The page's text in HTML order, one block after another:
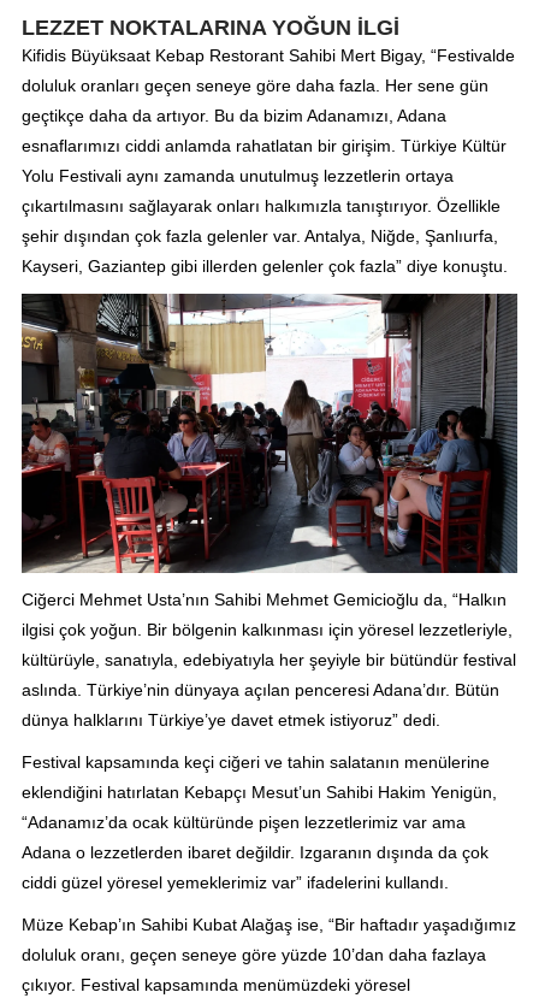
LEZZET NOKTALARINA YOĞUN İLGİ
Kifidis Büyüksaat Kebap Restorant Sahibi Mert Bigay, “Festivalde
doluluk oranları geçen seneye göre daha fazla. Her sene gün
geçtikçe daha da artıyor. Bu da bizim Adanamızı, Adana
esnaflarımızı ciddi anlamda rahatlatan bir girişim. Türkiye Kültür
Yolu Festivali aynı zamanda unutulmuş lezzetlerin ortaya
çıkartılmasını sağlayarak onları halkımızla tanıştırıyor. Özellikle
şehir dışından çok fazla gelenler var. Antalya, Niğde, Şanlıurfa,
Kayseri, Gaziantep gibi illerden gelenler çok fazla” diye konuştu.
Ciğerci Mehmet Usta’nın Sahibi Mehmet Gemicioğlu da, “Halkın
ilgisi çok yoğun. Bir bölgenin kalkınması için yöresel lezzetleriyle,
kültürüyle, sanatıyla, edebiyatıyla her şeyiyle bir bütündür festival
aslında. Türkiye’nin dünyaya açılan penceresi Adana’dır. Bütün
dünya halklarını Türkiye’ye davet etmek istiyoruz” dedi.
Festival kapsamında keçi ciğeri ve tahin salatanın menülerine
eklendiğini hatırlatan Kebapçı Mesut’un Sahibi Hakim Yenigün,
“Adanamız’da ocak kültüründe pişen lezzetlerimiz var ama
Adana o lezzetlerden ibaret değildir. Izgaranın dışında da çok
ciddi güzel yöresel yemeklerimiz var” ifadelerini kullandı.
Müze Kebap’ın Sahibi Kubat Alağaş ise, “Bir haftadır yaşadığımız
doluluk oranı, geçen seneye göre yüzde 10’dan daha fazlaya
çıkıyor. Festival kapsamında menümüzdeki yöresel